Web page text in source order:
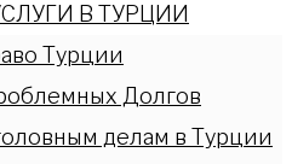
В ТУРЦИИ
Турции
Долгов
делам в Турции